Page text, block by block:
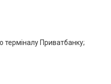
терміналу Приватбанку;